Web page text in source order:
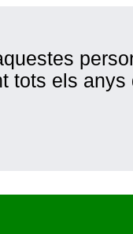
tots els anys